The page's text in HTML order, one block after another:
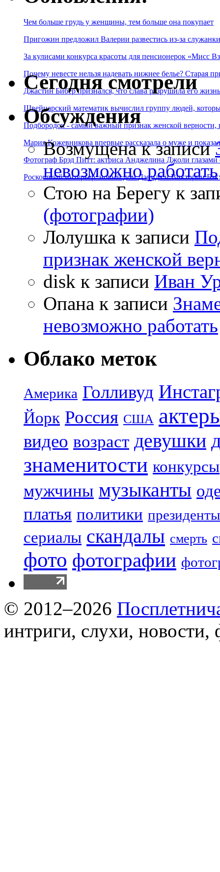
Чем больше грудь у женщины, тем больше она покупает
Пригожин предложил Валерии развестись из-за
За кулисами конкурса красоты для пенсионерок «Мисс
Почему невесте нельзя надевать нижнее белье? Старая
Джастин Бибер признался, что слава разрушила его
Швейцарский математик вычислил группу людей,
Подбородок - самый важный признак женской
Мария Кожевникова впервые рассказала о муже и
Фотограф Брэд Питт: актриса Анджелина Джоли глазами
Роскошный интерьер: новый дом Дэвида и Виктории
Сегодня смотрели
Обсуждения
Возмущенак записи
невозможно работать
Стою на Берегу к
(фотографии)
Лолушка к записи
признак женской
disk к записи Иван
Опана к записи
невозможно работать
Облако меток
Америка Голливуд
Йорк Россия США
видео возраст девушки
знаменитости конкурсы
мужчины музыканты
платья политики президенты
сериалы скандалы смерть
фото фотографии
© 2012–2026
интриги, слухи, новости,